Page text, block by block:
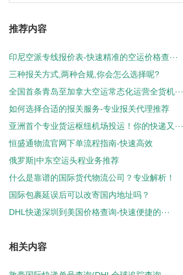
推荐内容
印尼空派专线报价表-快速精准的空运价格查···
三种报关方式,两种合规,你会怎么选择呢?
全国首条青岛至加拿大空运常态化运营全货机···
如何选择合适的报关服务-专业报关代理推荐
亚洲首个专业货运枢纽机场投运！你的快递又···
恒盛通物流官网下单流程指南-快速高效
俄罗斯|中东空运头程业务推荐
什么是靠谱的国际货代物流公司？专业解析！
国际包裹延误后可以改寄国内地址吗？
DHL快递深圳到美国价格查询-快速便捷的···
相关内容